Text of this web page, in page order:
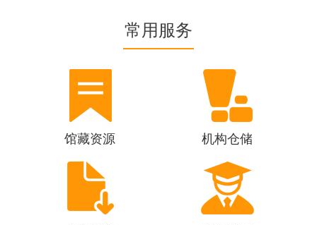
常用服务
馆藏资源 机构仓储